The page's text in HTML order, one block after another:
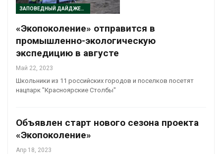
ЗАПОВЕДНЫЙ ДАЙДЖЕСТ
«Экопоколение» отправится в
промышленно-экологическую
экспедицию в августе
Май 22, 2023
Школьники из 11 российских городов и поселков посетят
нацпарк "Красноярские Столбы"
Объявлен старт нового сезона проекта
«Экопоколение»
Апр 18, 2023